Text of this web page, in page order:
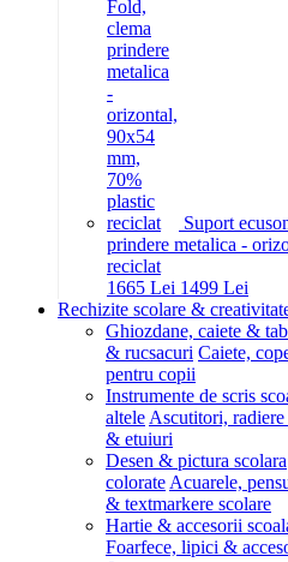
Suport
prindere metalica -
reciclat
1665 Lei 1499 Lei
Rechizite scolare &
Ghiozdane, caiete &
& rucsacuri Caiete,
pentru copii
Instrumente de scris
altele Ascutitori,
& etuiuri
Desen & pictura scolara
colorate Acuarele,
& textmarkere scolare
Hartie & accesorii
Foarfece, lipici &